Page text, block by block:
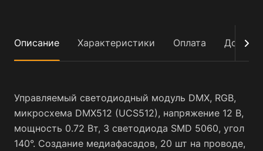
Описание Характеристики Оплата
Управляемый светодиодный модуль DMX, RGB,
микросхема DMX512 (UCS512), напряжение 12 В,
мощность 0.72 Вт, 3 светодиода SMD 5060, угол
140°. Создание медиафасадов, 20 шт на проводе,